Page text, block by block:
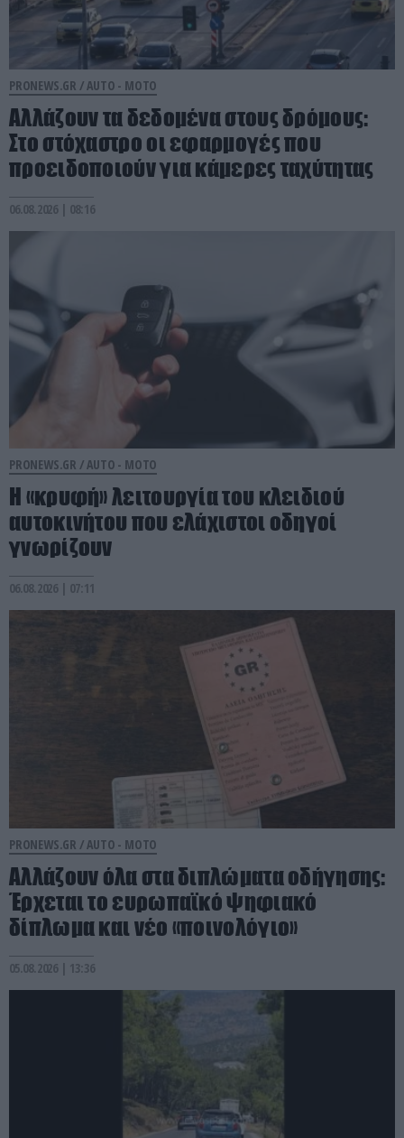
PRONEWS.GR / AUTO - MOTO
Αλλάζουν τα δεδομένα στους δρόμους:
Στο στόχαστρο οι εφαρμογές που
προειδοποιούν για κάμερες ταχύτητας
06.08.2026 | 08:16
PRONEWS.GR /AUTO - MOTO
Η «κρυφή» λειτουργία του κλειδιού
αυτοκινήτου που ελάχιστοι οδηγοί
γνωρίζουν
06.08.2026 | 07:11
PRONEWS.GR /AUTO - MOTO
Αλλάζουν όλα στα διπλώματα οδήγησης:
Έρχεται το ευρωπαϊκό ψηφιακό
δίπλωμα και νέο «ποινολόγιο»
05.08.2026 | 13:36